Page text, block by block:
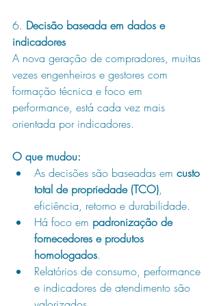
6. Decisão baseada em dados e
indicadores
A nova geração de compradores, muitas
vezes engenheiros e gestores com
formação técnica e foco em
performance, está cada vez mais
orientada por indicadores.
O que mudou:
As decisões são baseadas em custo
total de propriedade (TCO),
eficiência, retorno e durabilidade.
Há foco em padronização de
fornecedores e produtos
homologados.
Relatórios de consumo, performance
e indicadores de atendimento são